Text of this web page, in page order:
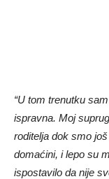
“U tom trenutku
ispravna. Moj
roditelja dok smo
domaćini, i lepo su
ispostavilo da nije